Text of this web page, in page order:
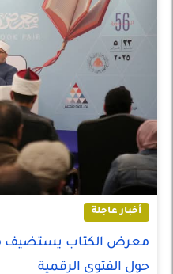
أخبار عاجلة
معرض الكتاب يستضيف
حول الفتوى الرقمية